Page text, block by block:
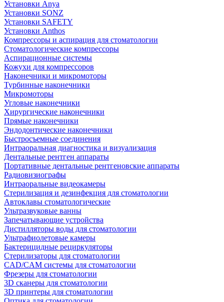
Установки Anya
Установки SONZ
Установки SAFETY
Установки Anthos
Компрессоры и аспирация для стоматологии
Стоматологические компрессоры
Аспирационные системы
Кожухи для компрессоров
Наконечники и микромоторы
Турбинные наконечники
Микромоторы
Угловые наконечники
Хирургические наконечники
Прямые наконечники
Эндодонтические наконечники
Быстросъемные соединения
Интраоральная диагностика и визуализация
Дентальные рентген аппараты
Портативные дентальные рентгеновские аппараты
Радиовизиографы
Интраоральные видеокамеры
Стерилизация и дезинфекция для стоматологии
Автоклавы стоматологические
Ультразвуковые ванны
Запечатывающие устройства
Дистилляторы воды для стоматологии
Ультрафиолетовые камеры
Бактерицидные рециркуляторы
Стерилизаторы для стоматологии
CAD/CAM системы для стоматологии
Фрезеры для стоматологии
3D cканеры для стоматологии
3D принтеры для стоматологии